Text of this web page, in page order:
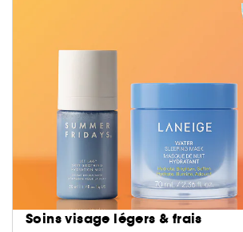
Soins visage légers & frais